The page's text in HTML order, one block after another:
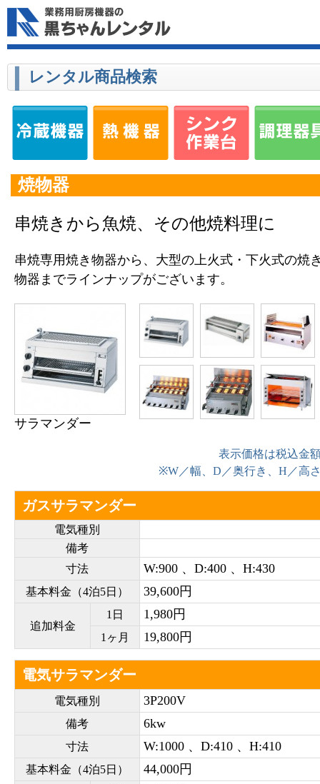
レンタル商品検索
焼物器
串焼きから魚焼、その他焼料理に
串焼専用焼き物器から、大型の上火式・下火式の焼
物器までラインナップがございます。
サラマンダー
表示価格は税込金
※W／幅、D／奥行き、H／高
ガスサラマンダー
電気種別
備考
寸法
W:900 、D:400 、H:430
基本料金（4泊5日） 39,600円
追加料金
1日 1,980円
1ヶ月 19,800円
電気サラマンダー
電気種別 3P200V
備考 6kw
寸法 W:1000 、D:410 、H:410
基本料金（4泊5日） 44,000円